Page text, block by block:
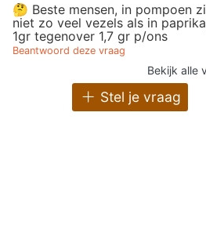
🤔 Beste mensen, in pompoen
niet zo veel vezels als in
1gr tegenover 1,7 gr p/ons
Beantwoord deze vraag
Bekijk alle
Stel je vraag